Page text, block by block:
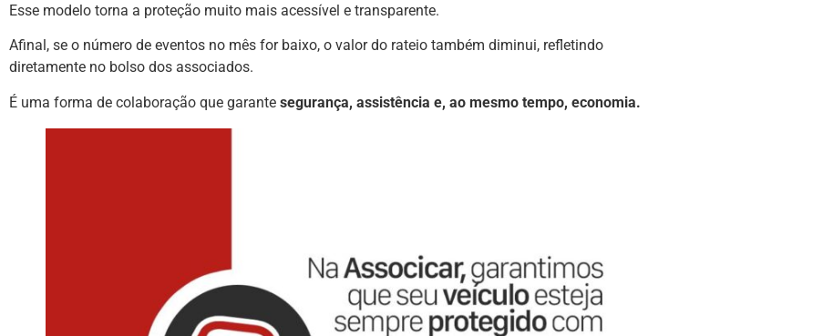
Esse modelo torna a proteção muito mais acessível e transparente.
Afinal, se o número de eventos no mês for baixo, o valor do rateio também diminui, refletindo
diretamente no bolso dos associados.
É uma forma de colaboração que garante segurança, assistência e, ao mesmo tempo, economia.